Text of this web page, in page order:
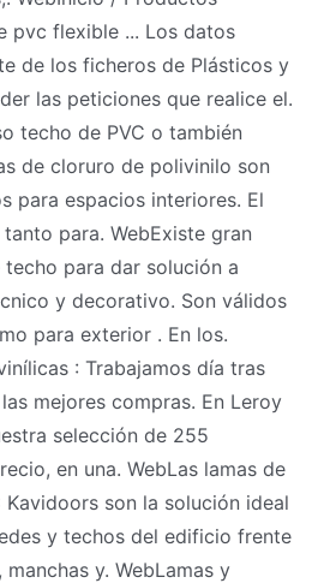
pvc flexible ... Los datos
de los ficheros de Plásticos y
las peticiones que realice el.
techo de PVC o también
de cloruro de polivinilo son
para espacios interiores. El
para. WebExiste gran
para dar solución a
y decorativo. Son válidos
para exterior . En los.
: Trabajamos día tras
mejores compras. En Leroy
selección de 255
en una. WebLas lamas de
son la solución ideal
y techos del edificio frente
y. WebLamas y